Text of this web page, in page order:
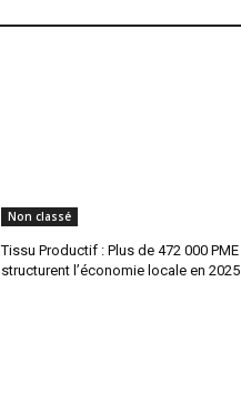
Non classé
Tissu Productif : Plus de 472 000 PME
structurent l’économie locale en 2025